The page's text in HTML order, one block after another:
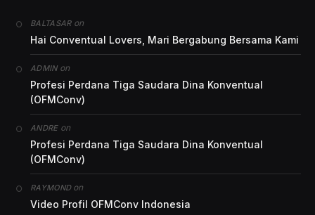
BALTASARon
Hai Conventual Lovers, Mari Bergabung Bersama Kami
ADMINon
Profesi Perdana Tiga Saudara Dina Konventual
(OFMConv)
ANDREon
Profesi Perdana Tiga Saudara Dina Konventual
(OFMConv)
RAYMONDon
Video Profil OFMConv Indonesia